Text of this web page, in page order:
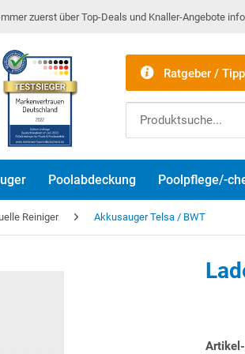
zuerst über Top-Deals und Knaller-Angebote
Ratgeber /
Poolabdeckung Poolpflege/-
Reiniger Akkusauger Telsa / BWT